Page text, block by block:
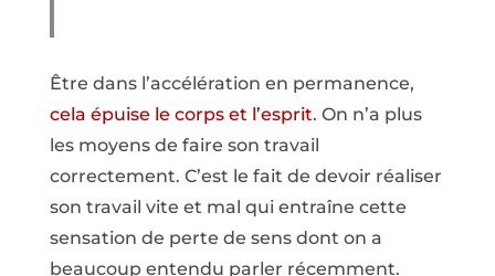
Être dans l’accélération en permanence,
cela épuise le corps et l’esprit. On n’a plus
les moyens de faire son travail
correctement. C’est le fait de devoir réaliser
son travail vite et mal qui entraîne cette
sensation de perte de sens dont on a
beaucoup entendu parler récemment.